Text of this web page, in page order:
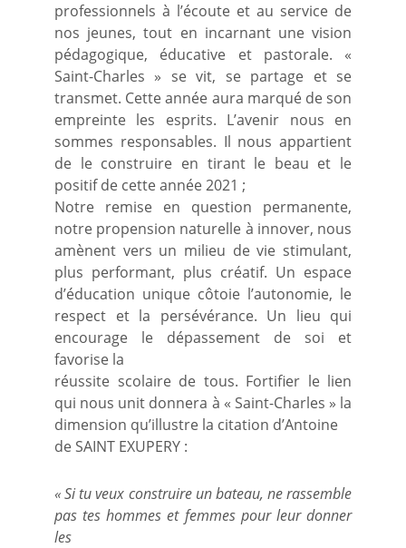
professionnels à l’écoute et au service de
nos jeunes, tout en incarnant une vision
pédagogique, éducative et pastorale. «
Saint-Charles » se vit, se partage et se
transmet. Cette année aura marqué de son
empreinte les esprits. L’avenir nous en
sommes responsables. Il nous appartient
de le construire en tirant le beau et le
positif de cette année 2021 ;
Notre remise en question permanente,
notre propension naturelle à innover, nous
amènent vers un milieu de vie stimulant,
plus performant, plus créatif. Un espace
d’éducation unique côtoie l’autonomie, le
respect et la persévérance. Un lieu qui
encourage le dépassement de soi et
favorise la
réussite scolaire de tous. Fortifier le lien
qui nous unit donnera à « Saint-Charles » la
dimension qu’illustre la citation d’Antoine
de SAINT EXUPERY :
« Si tu veux construire un bateau, ne rassemble
pas tes hommes et femmes pour leur donner
les